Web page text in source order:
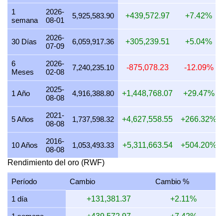
25 julio 2026 5,967,478.32
24 julio 2026
23 julio 2026 5,958,277.55 191,558.62 143,668.97
22 julio 2026 6,104,903.78
21 julio 2026
20 julio 2026 5,886,199.40 189,241.31 141,930.98
19 julio 2026 5,906,581.48
18 julio 2026
17 julio 2026 5,912,141.01 190,075.33 142,556.50
16 julio 2026 5,840,637.45
15 julio 2026 5,978,914.51 192,222.10 144,166.58
14 julio 2026 6,012,845.35 193,312.98 144,984.73
13 julio 2026 5,898,164.15 189,625.98 142,219.48
1
semana
2026-
08-01
5,925,583.90 +439,572.97 +7.42%
30 Días
2026-
07-09
6,059,917.36 +305,239.51 +5.04%
6
Meses
2026-
02-08
7,240,235.10 -875,078.23 -12.09%
1 Año
2025-
08-08
4,916,388.80 +1,448,768.07 +29.47%
5 Años
2021-
08-08
1,737,598.32 +4,627,558.55 +266.32%
10 Años
2016-
08-08
1,053,493.33 +5,311,663.54 +504.20%
Rendimiento del oro (RWF)
Período Cambio Cambio %
1 día +131,381.37 +2.11%